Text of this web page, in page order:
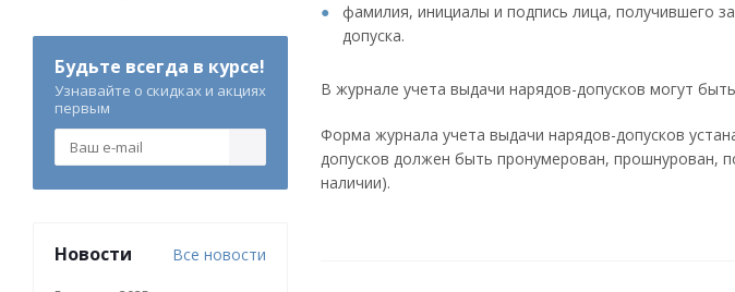
фамилия, инициалы и подпись лица, получившего
допуска.
В журнале учета выдачи нарядов-допусков могут
Форма журнала учета выдачи нарядов-допусков
допусков должен быть пронумерован, прошнурован,
наличии).
Будьте всегда в курсе!
Узнавайте о скидках и акциях
первым
Новости Все новости